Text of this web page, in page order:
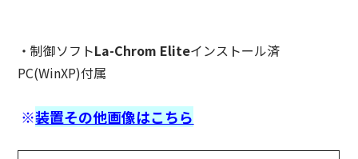
・制御ソフトLa-Chrom Eliteインストール済
PC(WinXP)付属
※装置その他画像はこちら